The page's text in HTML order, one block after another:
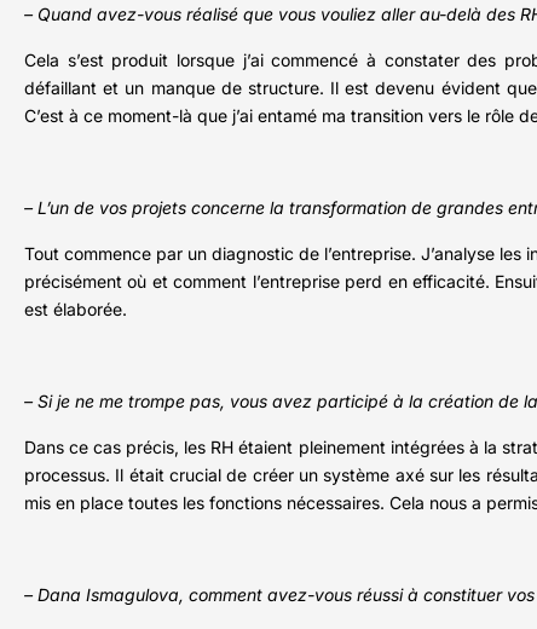
– Quand avez-vous réalisé que vous vouliez aller au-delà des
Cela s’est produit lorsque j’ai commencé à constater des
défaillant et un manque de structure. Il est devenu évident
C’est à ce moment-là que j’ai entamé ma transition vers le rôle
– L’un de vos projets concerne la transformation de grandes
Tout commence par un diagnostic de l’entreprise. J’analyse
précisément où et comment l’entreprise perd en efficacité.
est élaborée.
– Si je ne me trompe pas, vous avez participé à la création de
Dans ce cas précis, les RH étaient pleinement intégrées à la
processus. Il était crucial de créer un système axé sur les
mis en place toutes les fonctions nécessaires. Cela nous a
– Dana Ismagulova, comment avez-vous réussi à constituer